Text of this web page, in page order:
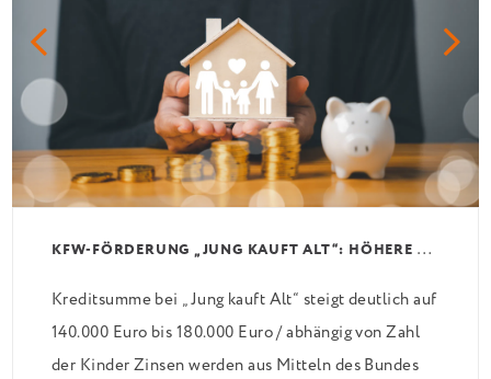
K
FW-FÖRDERUNG „JUNG KAUFT ALT“: HÖHERE KREDITE AB AUGUST 2026
Kreditsumme bei „Jung kauft Alt“ steigt deutlich auf
140.000 Euro bis 180.000 Euro / abhängig von Zahl
der Kinder Zinsen werden aus Mitteln des Bundes